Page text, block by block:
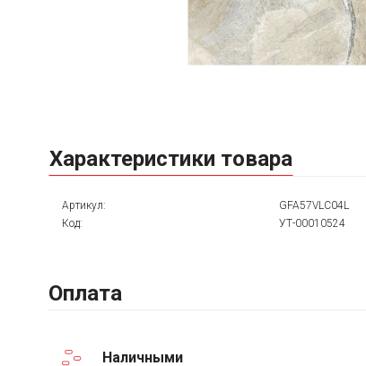
Характеристики товара
Артикул:
GFA57VLC04L
Код:
УТ-00010524
Оплата
Наличными